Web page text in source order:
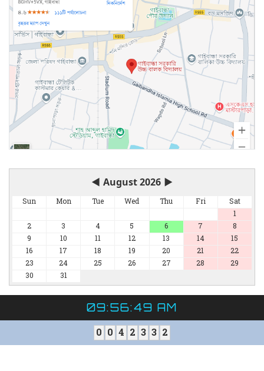
◀ August 2026 ▶
Sun Mon Tue Wed Thu Fri
Sat
1
2
3 4 5 6 7
8
9
10 11 12 13 14
15
16
17 18 19 20 21
22
23
24 25 26 27 28
29
30
31
09:56:49 AM
0 0 4 2 3 3 2